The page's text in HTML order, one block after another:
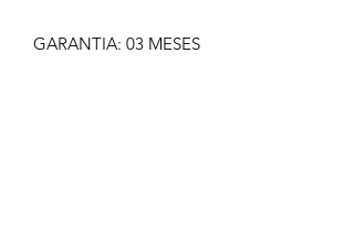
GARANTIA: 03 MESES